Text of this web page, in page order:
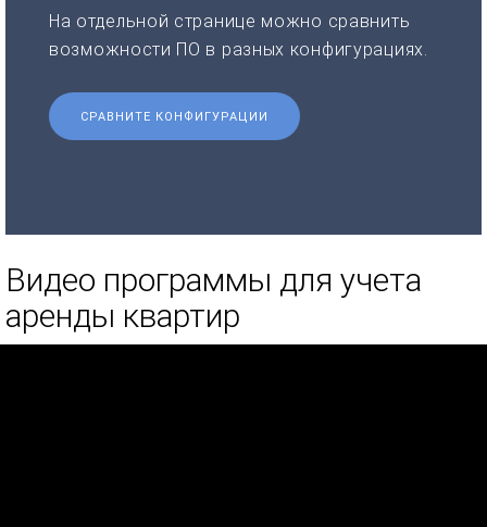
На отдельной странице можно сравнить
возможности ПО в разных конфигурациях.
СРАВНИТЕ КОНФИГУРАЦИИ
Видео программы для учета
аренды квартир